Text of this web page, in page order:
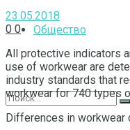
Общество
23.05.2018
0 0
All protective indicators
use of workwear are
industry standards that
workwear for 740 types
Differences in